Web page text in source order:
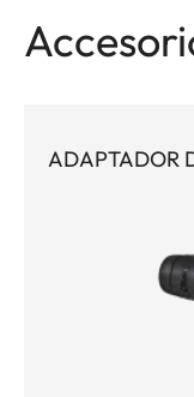
elegancia, ya sea
ADAPTADOR